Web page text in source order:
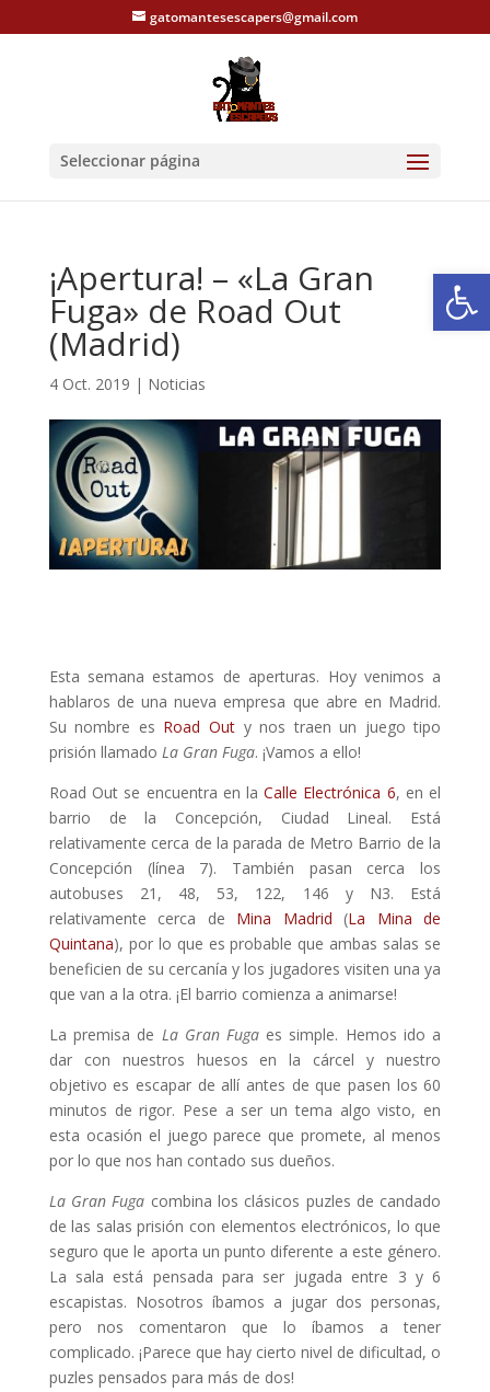
gatomantesescapers@gmail.com
Seleccionar página
¡Apertura! – «La Gran
Fuga» de Road Out
(Madrid)
4 Oct. 2019 | Noticias
Esta semana estamos de aperturas. Hoy venimos a
hablaros de una nueva empresa que abre en Madrid.
Su nombre es Road Out y nos traen un juego tipo
prisión llamado La Gran Fuga. ¡Vamos a ello!
Road Out se encuentra en la Calle Electrónica 6, en el
barrio de la Concepción, Ciudad Lineal. Está
relativamente cerca de la parada de Metro Barrio de la
Concepción (línea 7). También pasan cerca los
autobuses 21, 48, 53, 122, 146 y N3. Está
relativamente cerca de
Mina Madrid (La Mina de
Quintana), por lo que es probable que ambas salas se
beneficien de su cercanía y los jugadores visiten una ya
que van a la otra. ¡El barrio comienza a animarse!
La premisa de La Gran Fuga es simple. Hemos ido a
dar con nuestros huesos en la cárcel y nuestro
objetivo es escapar de allí antes de que pasen los 60
minutos de rigor. Pese a ser un tema algo visto, en
esta ocasión el juego parece que promete, al menos
por lo que nos han contado sus dueños.
La Gran Fuga combina los clásicos puzles de candado
de las salas prisión con elementos electrónicos, lo que
seguro que le aporta un punto diferente a este género.
La sala está pensada para ser jugada entre 3 y 6
escapistas. Nosotros íbamos a jugar dos personas,
pero nos comentaron que lo íbamos a tener
complicado. ¡Parece que hay cierto nivel de dificultad, o
puzles pensados para más de dos!